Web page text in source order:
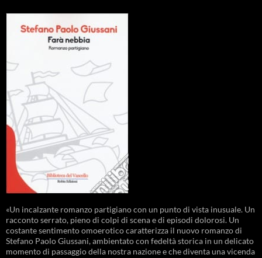
«Un incalzante romanzo partigiano con un punto di vista inusuale. Un
racconto serrato, pieno di colpi di scena e di episodi dolorosi. Un
costante sentimento omoerotico caratterizza il nuovo romanzo di
Stefano Paolo Giussani, ambientato con fedeltà storica in un delicato
momento di passaggio della nostra nazione e che diventa una vicenda